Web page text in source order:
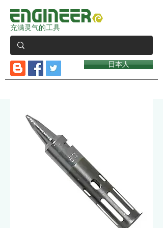
充满灵气的工具
日本人